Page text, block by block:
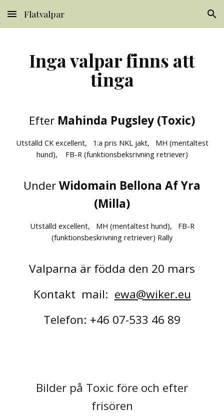
Skip to main content Skip to navigation
Flatvalpar
Inga valpar finns att
tinga
Efter Mahinda Pugsley (Toxic)
Utställd CK excellent, 1:a pris NKL jakt, MH (mentaltest
hund), FB-R (funktionsbeksrivning retriever)
UnderWidomain Bellona Af Yra
(Milla)
Utställd excellent, MH (mentaltest hund), FB-R
(funktionsbeskrivning retriever) Rally
Valparna är födda den 20 mars
Kontakt mail: ewa@wiker.eu
Telefon: +46 07-533 46 89
Bilder på Toxic före och efter
frisören